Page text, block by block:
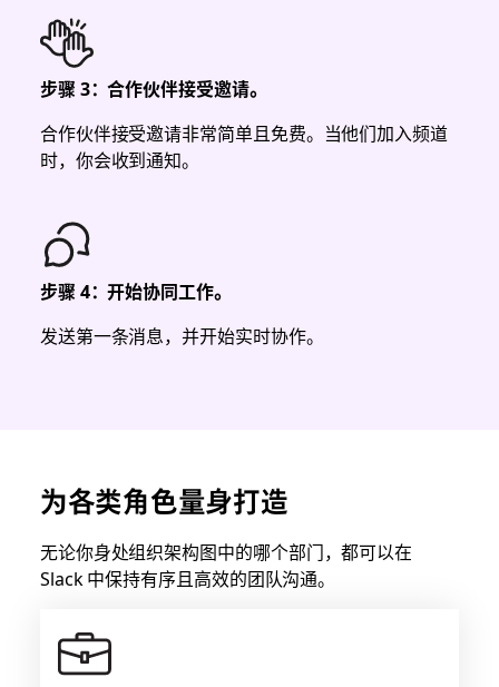
步骤 3：合作伙伴接受邀请。
合作伙伴接受邀请非常简单且免费。当他们加入频道
时，你会收到通知。
步骤 4：开始协同工作。
发送第一条消息，并开始实时协作。
为各类角色量身打造
无论你身处组织架构图中的哪个部门，都可以在
Slack 中保持有序且高效的团队沟通。